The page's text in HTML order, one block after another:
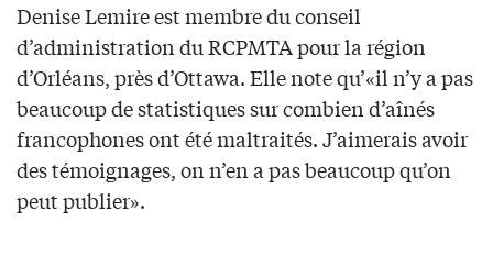
Denise Lemire est membre du conseil
d’administration du RCPMTA pour la région
d’Orléans, près d’Ottawa. Elle note qu’«il n’y a pas
beaucoup de statistiques sur combien d’aînés
francophones ont été maltraités. J’aimerais avoir
des témoignages, on n’en a pas beaucoup qu’on
peut publier».